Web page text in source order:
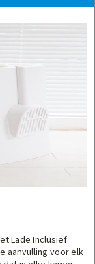
Lade Inclusief
aanvulling voor elk